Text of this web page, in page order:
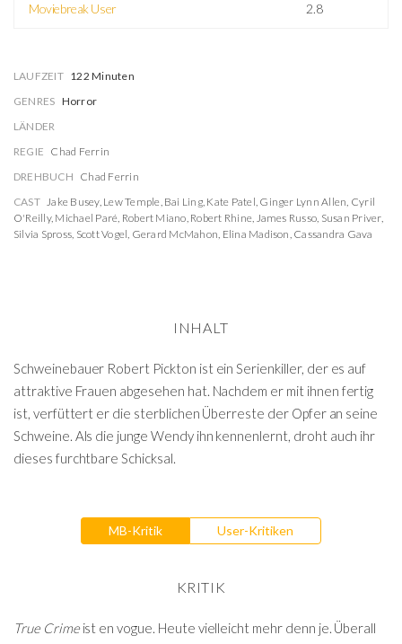
Moviebreak User 2.8
LAUFZEIT 122 Minuten
GENRES Horror
LÄNDER
REGIE Chad Ferrin
DREHBUCH Chad Ferrin
CAST Jake Busey, Lew Temple, Bai Ling, Kate Patel, Ginger Lynn Allen, Cyril
O'Reilly, Michael Paré, Robert Miano, Robert Rhine, James Russo, Susan Priver,
Silvia Spross, Scott Vogel, Gerard McMahon, Elina Madison, Cassandra Gava
INHALT
Schweinebauer Robert Pickton ist ein Serienkiller, der es auf
attraktive Frauen abgesehen hat. Nachdem er mit ihnen fertig
ist, verfüttert er die sterblichen Überreste der Opfer an seine
Schweine. Als die junge Wendy ihn kennenlernt, droht auch ihr
dieses furchtbare Schicksal.
MB-Kritik User-Kritiken
KRITIK
True Crimeist en vogue. Heute vielleicht mehr denn je. Überall